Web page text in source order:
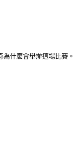
為什麼會舉辦這場比賽